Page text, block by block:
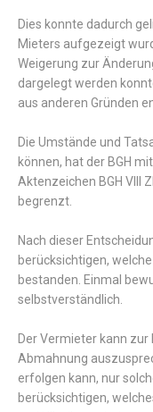
Dies konnte dadurch
Mieters aufgezeigt
Weigerung zur
dargelegt werden
aus anderen Gründen
Die Umstände und
können, hat der BGH
Aktenzeichen BGH VIII
begrenzt.
Nach dieser
berücksichtigen,
bestanden. Einmal
selbstverständlich.
Der Vermieter kann zur
Abmahnung
erfolgen kann, nur
berücksichtigen,